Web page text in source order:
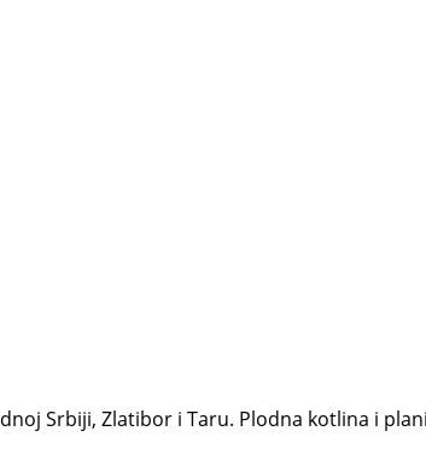
Srbiji, Zlatibor i Taru. Plodna kotlina i